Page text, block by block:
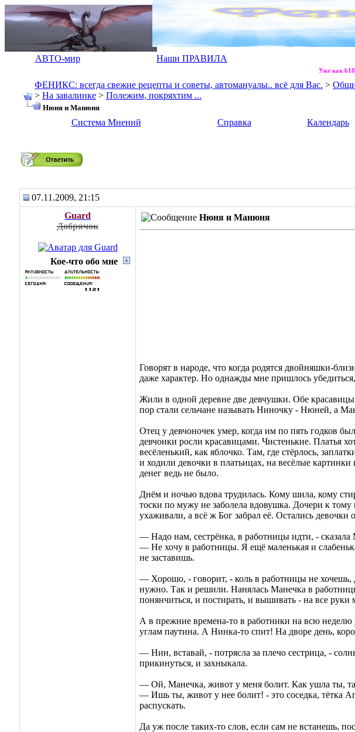
АВТО-мир Наши ПРАВИЛА
Уже как
ФЕНИКС: всегда свежие рецепты и советы, автомануалы.. всё для Вас. >
> На завалинке > Полежим, покряхтим ...
Нюня и Манюня
Система Мнений Справка Календарь
07.11.2009, 21:15
Guard
Добрячок
Кое-что обо мне
Нюня и Манюня
Говорят в народе, что когда родятся двойняшки-
даже характер. Но однажды мне пришлось
Жили в одной деревне две девчушки. Обе
пор стали сельчане называть Ниночку - Нюней, а
Отец у девчоночек умер, когда им по пять годков
девчонки росли красавицами. Чистенькие. Платья
весёленький, как яблочко. Там, где стёрлось,
и ходили девочки в платьицах, на весёлые
денег ведь не было.
Днём и ночью вдова трудилась. Кому шила, кому
тоски по мужу не заболела вдовушка. Дочери к
ухаживали, а всё ж Бог забрал её. Остались
— Надо нам, сестрёнка, в работницы идти, - сказала
— Не хочу в работницы. Я ещё маленькая и
не заставишь.
— Хорошо, - говорит, - коль в работницы не хочешь,
нужно. Так и решили. Нанялась Манечка в
понянчиться, и постирать, и вышивать - на все
А в прежние времена-то в работники на всю
углам паутина. А Нинка-то спит! На дворе день,
— Нин, вставай, - потрясла за плечо сестрица, -
прикинуться, и захныкала.
— Ой, Манечка, живот у меня болит. Как ушла ты,
— Ишь ты, живот у нее болит! - это соседка, тётка
распускать.
Да уж после таких-то слов, если сам не встанешь,